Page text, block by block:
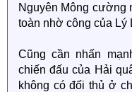
Nguyên Mông cường
toàn nhờ công của Lý
Cũng cần nhấn
chiến đấu của Hải
không có đối thủ ở